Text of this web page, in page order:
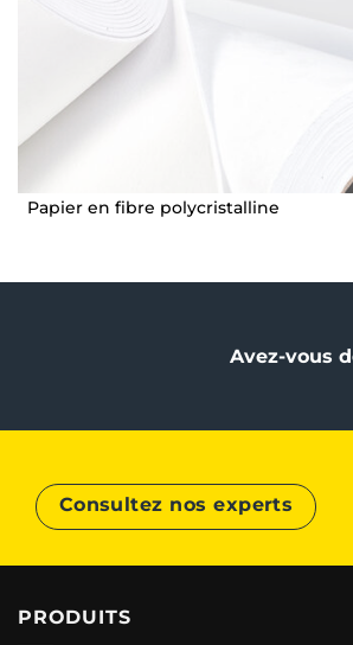
Papier en fibre polycristalline
Avez-vous
Consultez nos experts
PRODUITS